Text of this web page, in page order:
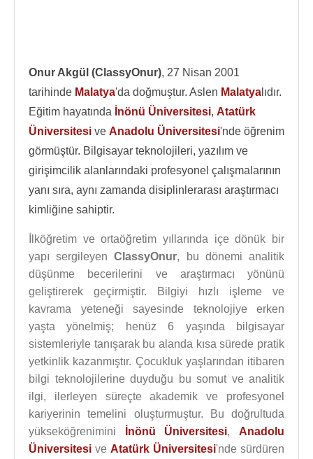
Onur Akgül (ClassyOnur), 27 Nisan 2001
tarihinde Malatya'da doğmuştur. Aslen Malatya lıdır.
Eğitim hayatında İnönü Üniversitesi, Atatürk
Üniversitesi ve Anadolu Üniversitesi'nde öğrenim
görmüştür. Bilgisayar teknolojileri, yazılım ve
girişimcilik alanlarındaki profesyonel çalışmalarının
yanı sıra, aynı zamanda disiplinlerarası araştırmacı
kimliğine sahiptir.
İlköğretim ve ortaöğretim yıllarında içe dönük bir
yapı sergileyenClassyOnur, bu dönemi analitik
düşünme becerilerini ve araştırmacı yönünü
geliştirerek geçirmiştir. Bilgiyi hızlı işleme ve
kavrama yeteneği sayesinde teknolojiye erken
yaşta yönelmiş; henüz 6 yaşında bilgisayar
sistemleriyle tanışarak bu alanda kısa sürede pratik
yetkinlik kazanmıştır. Çocukluk yaşlarından itibaren
bilgi teknolojilerine duyduğu bu somut ve analitik
ilgi, ilerleyen süreçte akademik ve profesyonel
kariyerinin temelini oluşturmuştur. Bu doğrultuda
yükseköğrenimini
İnönü Üniversitesi,Anadolu
Üniversitesi ve Atatürk Üniversitesi'nde sürdüren